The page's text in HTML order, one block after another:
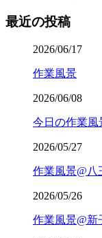
最近の投稿
2026/06/17
作業風景
2026/06/08
今日の作業風
2026/05/27
作業風景@八
2026/05/26
作業風景@新